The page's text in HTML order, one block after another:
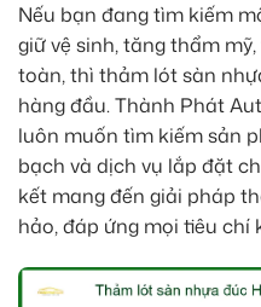
Nếu bạn đang tìm kiếm
giữ vệ sinh, tăng thẩm
toàn, thì thảm lót sàn
hàng đầu. Thành Phát
luôn muốn tìm kiếm sản
bạch và dịch vụ lắp đặt
kết mang đến giải pháp
hảo, đáp ứng mọi tiêu